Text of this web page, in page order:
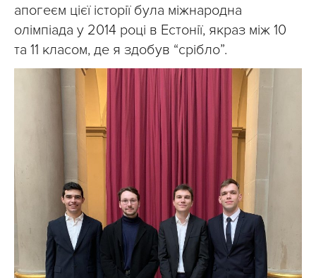
апогеєм цієї історії була міжнародна
олімпіада у 2014 році в Естонії, якраз між 10
та 11 класом, де я здобув “срібло”.